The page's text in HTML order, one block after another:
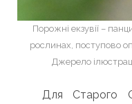
Порожні екзувії –
рослинах, поступово
Джерело
Для Старого